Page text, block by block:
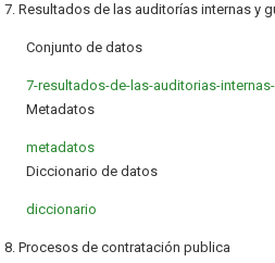
7. Resultados de las auditorías internas y
Conjunto de datos
7-resultados-de-las-auditorias-
Metadatos
metadatos
Diccionario de datos
diccionario
8. Procesos de contratación publica